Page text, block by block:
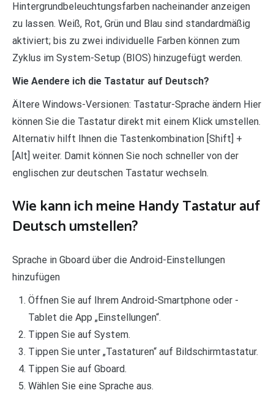
Hintergrundbeleuchtungsfarben nacheinander anzeigen
zu lassen. Weiß, Rot, Grün und Blau sind standardmäßig
aktiviert; bis zu zwei individuelle Farben können zum
Zyklus im System-Setup (BIOS) hinzugefügt werden.
Wie Aendere ich die Tastatur auf Deutsch?
Ältere Windows-Versionen: Tastatur-Sprache ändern Hier
können Sie die Tastatur direkt mit einem Klick umstellen.
Alternativ hilft Ihnen die Tastenkombination [Shift] +
[Alt] weiter. Damit können Sie noch schneller von der
englischen zur deutschen Tastatur wechseln.
Wie kann ich meine Handy Tastatur auf
Deutsch umstellen?
Sprache in Gboard über die Android-Einstellungen
hinzufügen
Öffnen Sie auf Ihrem Android-Smartphone oder -
Tablet die App „Einstellungen“.
Tippen Sie auf System.
Tippen Sie unter „Tastaturen“ auf Bildschirmtastatur.
Tippen Sie auf Gboard.
Wählen Sie eine Sprache aus.